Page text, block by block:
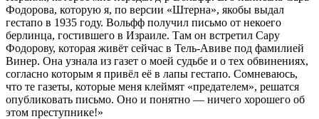
Фодорова, которую я, по версии «Штерна», якобы выдал
гестапо в 1935 году. Вольфф получил письмо от некоего
берлинца, гостившего в Израиле. Там он встретил Сару
Фодорову, которая живёт сейчас в Тель-Авиве под фамилией
Винер. Она узнала из газет о моей судьбе и о тех обвинениях,
согласно которым я привёл её в лапы гестапо. Сомневаюсь,
что те газеты, которые меня клеймят «предателем», решатся
опубликовать письмо. Оно и понятно — ничего хорошего об
этом преступнике!»